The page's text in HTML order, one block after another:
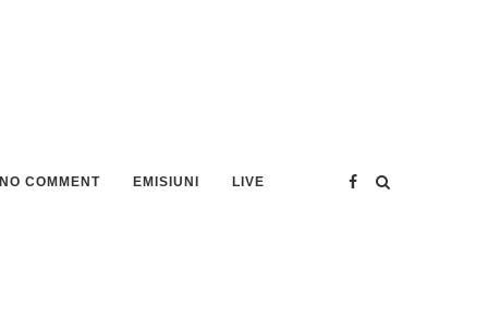
NO COMMENT EMISIUNI LIVE